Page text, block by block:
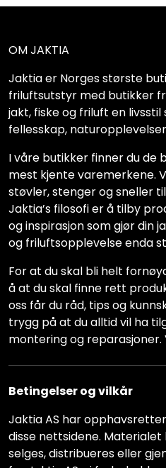
OM JAKTIA
Jaktia er Norges største
friluftsutstyr med butikker
jakt, fiske og friluft en
fellesskap,
I våre butikker finner du de
mest kjente varemerkene.
støvler, stenger og sneller
Jaktia’s filosofi er å tilby
og inspirasjon som gjør din
og friluftsopplevelse enda
For at du skal bli helt
å at du skal finne rett
oss får du råd, tips og
trygg på at du alltid vil ha
montering og reparasjoner.
Betingelser og vilkår
Jaktia AS har
disse nettsidene.
selges, distribueres eller